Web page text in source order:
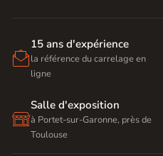

15 ans d'expérience
la référence du carrelage en
ligne

Salle d'exposition
à Portet-sur-Garonne, près de
Toulouse